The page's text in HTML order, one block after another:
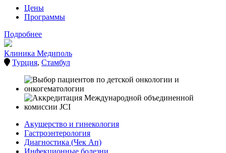
Цены
Программы
Подробнее
Клиника Медиполь
Турция, Стамбул
Акушерство и гинекология
Гастроэнтерология
Диагностика (Чек Ап)